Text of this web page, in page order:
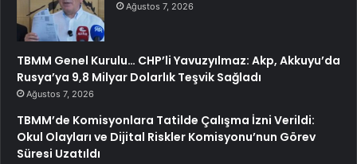
Ağustos 7, 2026
TBMM Genel Kurulu… CHP’li Yavuzyılmaz: Akp, Akkuyu’da
Rusya’ya 9,8 Milyar Dolarlık Teşvik Sağladı
Ağustos 7, 2026
TBMM’de Komisyonlara Tatilde Çalışma İzni Verildi:
Okul Olayları ve Dijital Riskler Komisyonu’nun Görev
Süresi Uzatıldı